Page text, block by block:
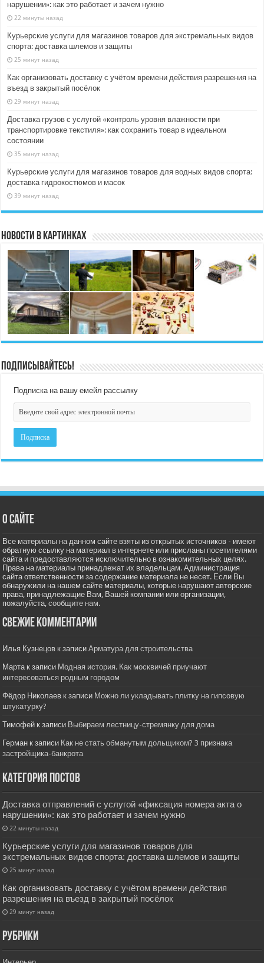
нарушении»: как это работает и зачем нужно
22 минуты назад
Курьерские услуги для магазинов товаров для экстремальных видов
спорта: доставка шлемов и защиты
25 минут назад
Как организовать доставку с учётом времени действия разрешения на
въезд в закрытый посёлок
29 минут назад
Доставка грузов с услугой «контроль уровня влажности при
транспортировке текстиля»: как сохранить товар в идеальном
состоянии
35 минут назад
Курьерские услуги для магазинов товаров для водных видов спорта:
доставка гидрокостюмов и масок
39 минут назад
Новости в картинках
Подписывайтесь!
Подписка на вашу емейл рассылку
О сайте
Все материалы на данном сайте взяты из открытых источников - имеют
обратную ссылку на материал в интернете или присланы посетителями
сайта и предоставляются исключительно в ознакомительных целях.
Права на материалы принадлежат их владельцам. Администрация
сайта ответственности за содержание материала не несет. Если Вы
обнаружили на нашем сайте материалы, которые нарушают авторские
права, принадлежащие Вам, Вашей компании или организации,
пожалуйста,сообщите нам.
Свежие комментарии
Илья Кузнецов к записиАрматура для строительства
Мартак записи Модная история. Как москвичей приучают
интересоваться родным городом
Фёдор Николаев к записи Можно ли укладывать плитку на гипсовую
штукатурку?
Тимофей к записи Выбираем лестницу-стремянку для дома
Герман к записи Как не стать обманутым дольщиком? 3 признака
застройщика-банкрота
Категория постов
Доставка отправлений с услугой «фиксация номера акта о
нарушении»: как это работает и зачем нужно
22 минуты назад
Курьерские услуги для магазинов товаров для
экстремальных видов спорта: доставка шлемов и защиты
25 минут назад
Как организовать доставку с учётом времени действия
разрешения на въезд в закрытый посёлок
29 минут назад
РУбрики